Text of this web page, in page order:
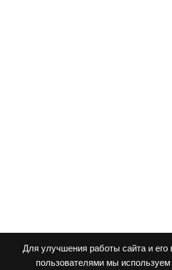
Для улучшения работы сайта и его
пользователями мы